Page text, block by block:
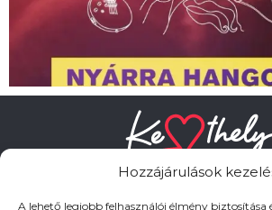
Hozzájárulások
A lehető legjobb felhasználói élmény biztosítása